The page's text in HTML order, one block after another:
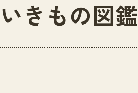
いきもの図鑑